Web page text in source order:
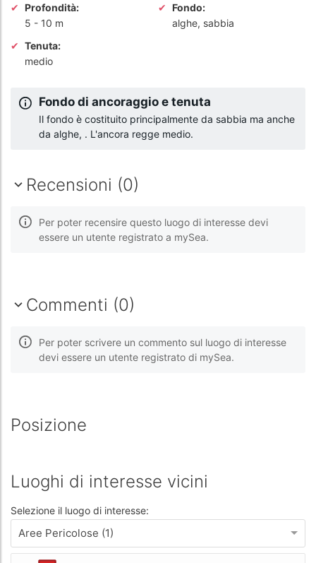
Profondità:
5 - 10 m
Fondo:
alghe, sabbia
Tenuta:
medio
Fondo di ancoraggio e tenuta
Il fondo è costituito principalmente da sabbia ma anche
da alghe, . L'ancora regge medio.
Recensioni (0)
Per poter recensire questo luogo di interesse devi
essere un utente registrato a mySea.
Commenti (0)
Per poter scrivere un commento sul luogo di interesse
devi essere un utente registrato di mySea.
Posizione
Luoghi di interesse vicini
Selezione il luogo di interesse:
Aree Pericolose (1)